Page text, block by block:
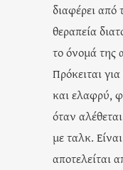
διαφέρει από
θεραπεία
το όνομά της
Πρόκειται
και ελαφρύ,
όταν
με ταλκ.
αποτελείται